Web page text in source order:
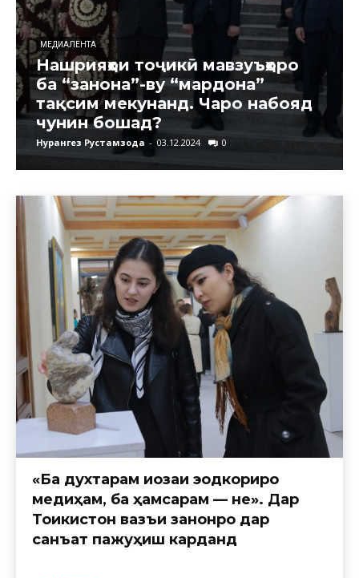
МЕДИАЛЕНТА
Нашрияҳои тоҷикӣ мавзуъҳоро
ба “занона”-ву “мардона”
тақсим мекунанд. Чаро набояд
чунин бошад?
Нурангез Рустамзода - 03.12.2024 0
«Ба духтарам иҷозаи эҷодкориро
медиҳам, ба ҳамсарам — не». Дар
Тоҷикистон вазъи занонро дар
санъат пажуҳиш карданд